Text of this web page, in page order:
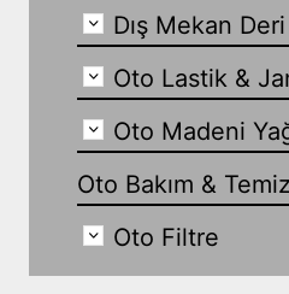
Dış Mekan
Oto Lastik &
Oto Madeni
Oto Bakım &
Oto Filtre